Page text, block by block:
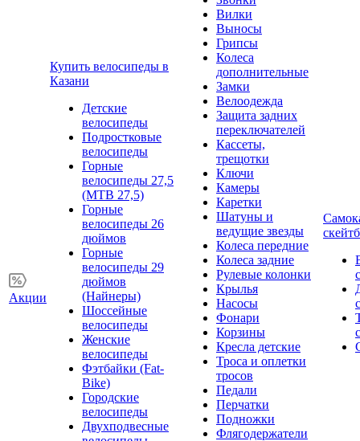
Акции
Купить велосипеды в
Казани
Детские
велосипеды
Подростковые
велосипеды
Горные
велосипеды 27,5
(MTB 27,5)
Горные
велосипеды 26
дюймов
Горные
велосипеды 29
дюймов
(Найнеры)
Шоссейные
велосипеды
Женские
велосипеды
Фэтбайки (Fat-
Bike)
Городские
велосипеды
Двухподвесные
Вилки
Выносы
Грипсы
Колеса
дополнительные
Замки
Велоодежда
Защита задних
переключателей
Кассеты,
трещотки
Ключи
Камеры
Каретки
Шатуны и
ведущие звезды
Колеса передние
Колеса задние
Рулевые колонки
Крылья
Насосы
Фонари
Корзины
Кресла детские
Троса и оплетки
тросов
Педали
Перчатки
Подножки
Флягодержатели